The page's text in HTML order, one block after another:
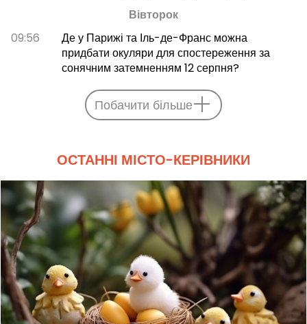
Вівторок
09:56
Де у Парижі та Іль-де-Франс можна
придбати окуляри для спостереження за
сонячним затемненням 12 серпня?
Побачити більше
ОСТАННІ МІСТО-КЕРІВНИКИ